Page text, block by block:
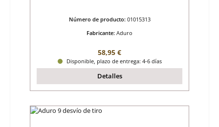
Número de producto: 01015313
Fabricante: Aduro
Precio normal:
58,95 €
Disponible, plazo de entrega: 4-6 días
Detalles